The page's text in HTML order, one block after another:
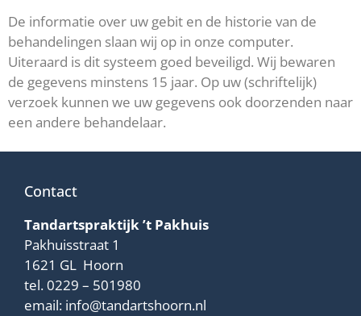
De informatie over uw gebit en de historie van de
behandelingen slaan wij op in onze computer.
Uiteraard is dit systeem goed beveiligd. Wij bewaren
de gegevens minstens 15 jaar. Op uw (schriftelijk)
verzoek kunnen we uw gegevens ook doorzenden naar
een andere behandelaar.
Contact
Tandartspraktijk ’t Pakhuis
Pakhuisstraat 1
1621 GL Hoorn
tel.0229 – 501980
email: info@tandartshoorn.nl